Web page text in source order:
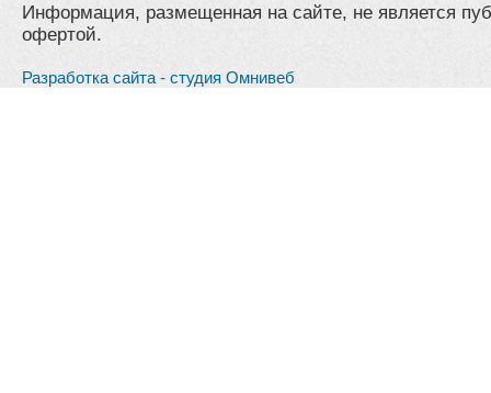
Информация, размещенная на сайте, не является
офертой.
Разработка сайта - студия Омнивеб